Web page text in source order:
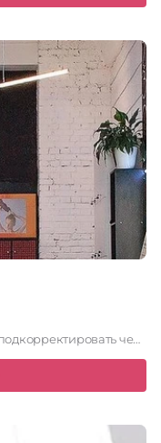
В поисках идеального образа? Хотите подкорректировать челку или кардинально изменить …